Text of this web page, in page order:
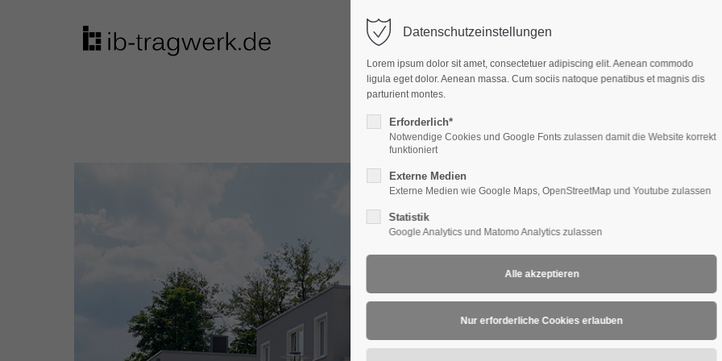
Login
Lost your password?
Support
Lorem ipsum dolor sit amet:
24h / 365days
Mon - Fri 8:00am - 5:00pm
Cybersteel Inc.
+44 1234 567 890
info@yourdomain.com
Datenschutzeinstellungen
Lorem ipsum dolor sit amet, consectetuer adipiscing elit. Aenean commodo
ligula eget dolor. Aenean massa. Cum sociis natoque penatibus et magnis dis
parturient montes.
Erforderlich*
Notwendige Cookies und Google Fonts zulassen damit die Website korrekt
funktioniert
Externe Medien
Externe Medien wie Google Maps, OpenStreetMap und Youtube zulassen
Statistik
Google Analytics und Matomo Analytics zulassen